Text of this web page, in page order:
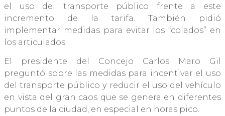
el uso del transporte público frente a este
incremento de la tarifa. También pidió
implementar medidas para evitar los “colados” en
los articulados.
El presidente del Concejo Carlos Maro Gil
preguntó sobre las medidas para incentivar el uso
del transporte público y reducir el uso del vehículo
en vista del gran caos que se genera en diferentes
puntos de la ciudad, en especial en horas pico.